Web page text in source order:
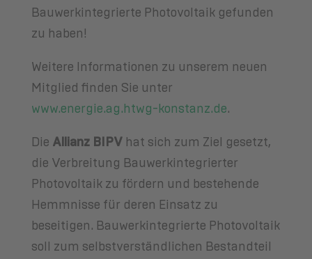
Bauwerkintegrierte Photovoltaik gefunden
zu haben!
Weitere Informationen zu unserem neuen
Mitglied finden Sie unter
www.energie.ag.htwg-konstanz.de.
Die Allianz BIPVhat sich zum Ziel gesetzt,
die Verbreitung Bauwerkintegrierter
Photovoltaik zu fördern und bestehende
Hemmnisse für deren Einsatz zu
beseitigen. Bauwerkintegrierte Photovoltaik
soll zum selbstverständlichen Bestandteil